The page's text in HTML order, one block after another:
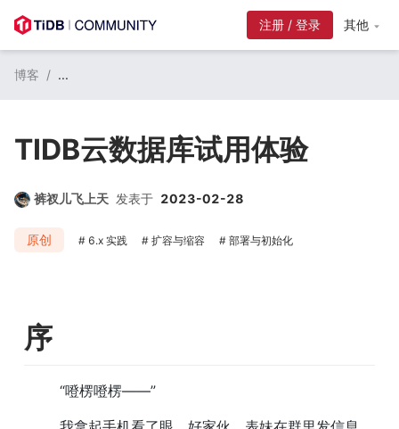
注册 / 登录 其他
博客 / ...
TIDB云数据库试用体验
裤衩儿飞上天 发表于 2023-02-28
原创 6.x 实践 扩容与缩容 部署与初始化
序
        “噔楞噔楞——”